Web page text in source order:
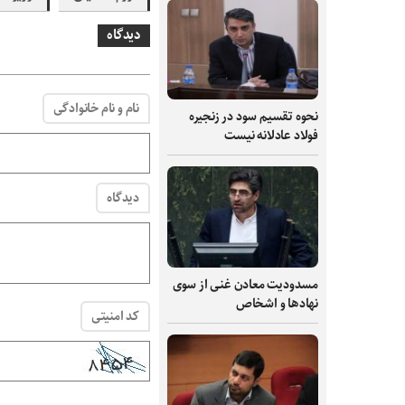
نحوه تقسیم سود در زنجیره
فولاد عادلانه نیست
مسدودیت معادن غنی از سوی
نهادها و اشخاص
دیدگاه
نام و نام خانوادگی
دیدگاه
کد امنیتی